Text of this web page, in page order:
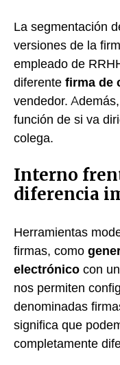
La segmentación
versiones de la
empleado de
diferente firma de
vendedor.
función de si va
colega.
Interno
diferencia
Herramientas
firmas, como
electrónico con
nos permiten
denominadas
significa que
completamente